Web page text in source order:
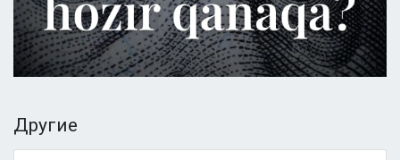
Другие